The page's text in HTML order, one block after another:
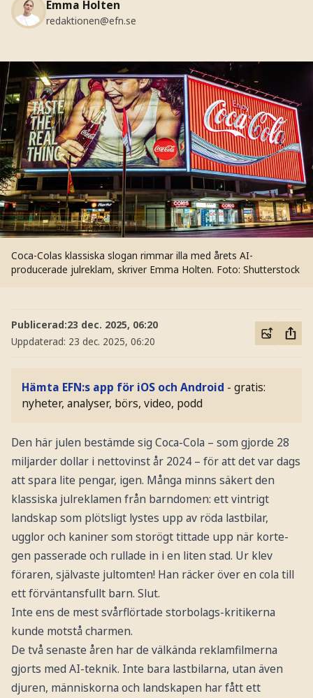
Emma Holten
redaktionen@efn.se
Coca-Colas klassiska slogan rimmar illa med årets AI-
producerade julreklam, skriver Emma Holten. Foto: Shutterstock
Publicerad:23 dec. 2025, 06:20
Uppdaterad: 23 dec. 2025, 06:20
Hämta EFN:s app för iOS och Android - gratis:
nyheter, analyser, börs, video, podd
Den här julen bestämde sig Coca-Cola – som gjorde 28
miljarder dollar i nettovinst år 2024 – för att det var dags
att spara lite pengar, igen. Många minns säkert den
klassiska julreklamen från barndomen: ett vintrigt
landskap som plötsligt lystes upp av röda lastbilar,
ugglor och kaniner som storögt tittade upp när korte­
gen passerade och rullade in i en liten stad. Ur klev
föraren, självaste jultomten! Han räcker över en cola till
ett förväntansfullt barn. Slut.
Inte ens de mest svårflörtade storbolags-kritikerna
kunde motstå charmen.
De två senaste åren har de välkända reklamfilmerna
gjorts med AI-teknik. Inte bara lastbilarna, utan även
djuren, människorna och landskapen har fått ett